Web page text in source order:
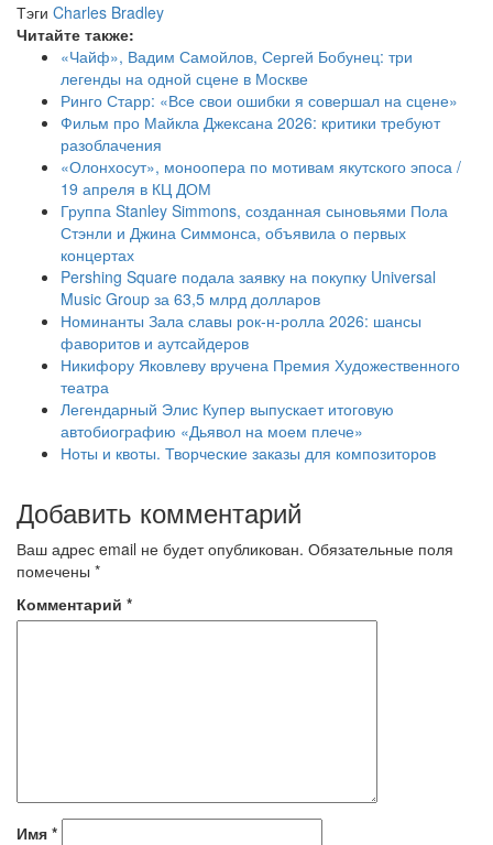
Тэги Charles Bradley
Читайте также:
«Чайф», Вадим Самойлов, Сергей Бобунец: три
легенды на одной сцене в Москве
Ринго Старр: «Все свои ошибки я совершал на сцене»
Фильм про Майкла Джексана 2026: критики требуют
разоблачения
«Олонхосут», моноопера по мотивам якутского эпоса /
19 апреля в КЦ ДОМ
Группа Stanley Simmons, созданная сыновьями Пола
Стэнли и Джина Симмонса, объявила о первых
концертах
Pershing Square подала заявку на покупку Universal
Music Group за 63,5 млрд долларов
Номинанты Зала славы рок-н-ролла 2026: шансы
фаворитов и аутсайдеров
Никифору Яковлеву вручена Премия Художественного
театра
Легендарный Элис Купер выпускает итоговую
автобиографию «Дьявол на моем плече»
Ноты и квоты. Творческие заказы для композиторов
Добавить комментарий
Ваш адрес email не будет опубликован. Обязательные поля
помечены *
Комментарий *
Имя *